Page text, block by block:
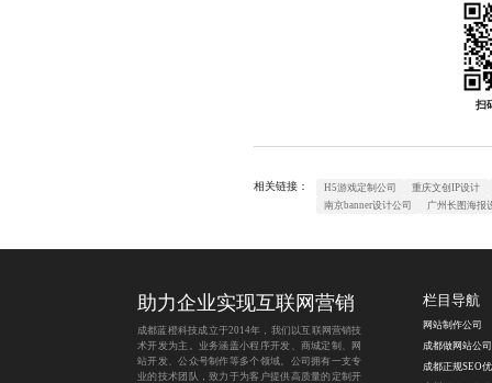
扫
相关链接： H5游戏定制公司
重庆文创IP设计
南京banner设计公司
广州长图海报
助力企业实现互联网营销
成都蓝橙科技成立于2014年，我们以互联网营销技
术开发为主。业务涵盖小程序开发 商城定制
网
站开发、公众号制作等多个领域。公司拥有一支专
业的技术团队，致力于为客户提供高质量的定制开
栏目导航
网站制作公司
成都做网站公司
成都正规SEO